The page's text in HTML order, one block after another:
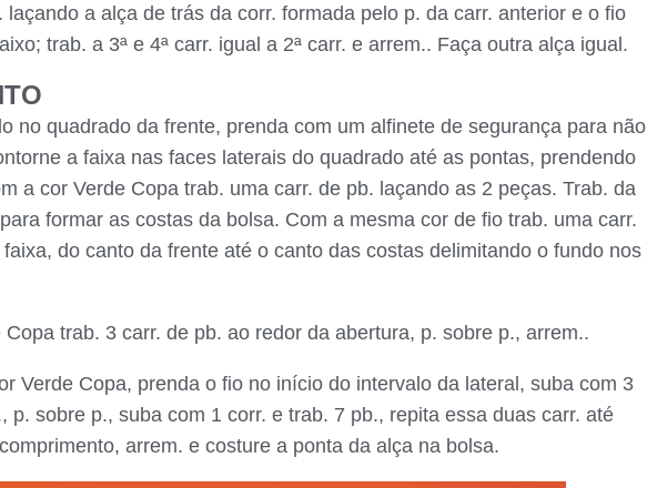
laçando a alça de trás da corr. formada pelo p. da carr. anterior e o fio
trab. a 3ª e 4ª carr. igual a 2ª carr. e arrem.. Faça outra alça igual.
no quadrado da frente, prenda com um alfinete de segurança para não
a faixa nas faces laterais do quadrado até as pontas, prendendo
a cor Verde Copa trab. uma carr. de pb. laçando as 2 peças. Trab. da
formar as costas da bolsa. Com a mesma cor de fio trab. uma carr.
do canto da frente até o canto das costas delimitando o fundo nos
Copa trab. 3 carr. de pb. ao redor da abertura, p. sobre p., arrem..
Verde Copa, prenda o fio no início do intervalo da lateral, suba com 3
p. sobre p., suba com 1 corr. e trab. 7 pb., repita essa duas carr. até
arrem. e costure a ponta da alça na bolsa.